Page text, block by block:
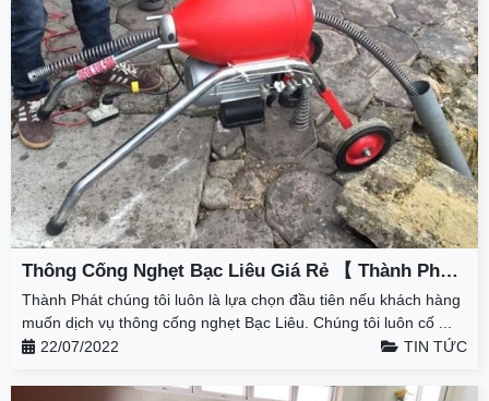
Thông Cống Nghẹt Bạc Liêu Giá Rẻ 【 Thành Phát
】 – Giảm 50% – BH 3 Năm
Thành Phát chúng tôi luôn là lựa chọn đầu tiên nếu khách hàng
muốn dịch vụ thông cống nghẹt Bạc Liêu. Chúng tôi luôn cố ...
22/07/2022
TIN TỨC